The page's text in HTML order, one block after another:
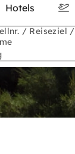
Hotels
/ Reiseziel /